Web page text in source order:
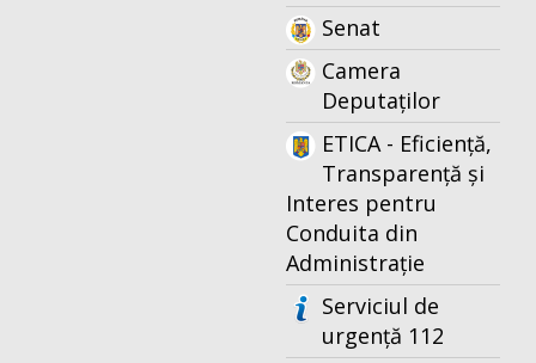
Senat
Camera
Deputaților
ETICA - Eficiență,
Transparență și
Interes pentru
Conduita din
Administrație
Serviciul de
urgență 112